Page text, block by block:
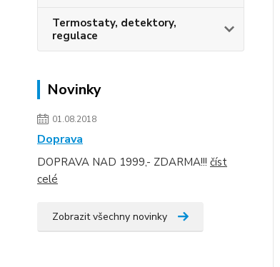
Termostaty, detektory,
regulace
Novinky
01.08.2018
Doprava
DOPRAVA NAD 1999,- ZDARMA!!! číst
celé
Zobrazit všechny novinky